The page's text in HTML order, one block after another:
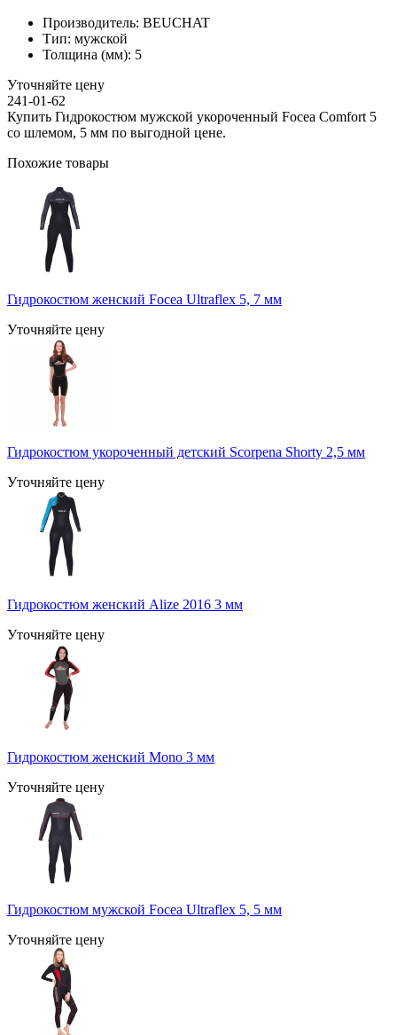
Производитель: BEUCHAT
Тип: мужской
Толщина (мм): 5
Уточняйте цену
241-01-62
Купить Гидрокостюм мужской укороченный Focea Comfort 5
со шлемом, 5 мм по выгодной цене.
Похожие товары
Гидрокостюм женский Focea Ultraflex 5, 7 мм
Уточняйте цену
Гидрокостюм укороченный детский Scorpena Shorty 2,5 мм
Уточняйте цену
Гидрокостюм женский Alize 2016 3 мм
Уточняйте цену
Гидрокостюм женский Mono 3 мм
Уточняйте цену
Гидрокостюм мужской Focea Ultraflex 5, 5 мм
Уточняйте цену